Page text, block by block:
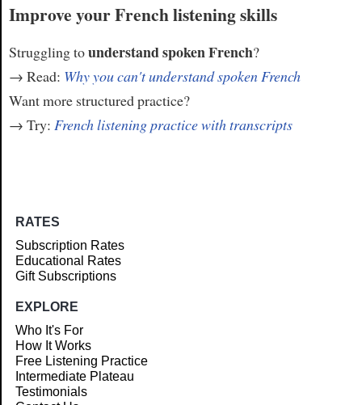
Improve your French listening skills
Struggling tounderstand spoken French?
→ Read: Why you can't understand spoken French
Want more structured practice?
→ Try: French listening practice with transcripts
RATES
Subscription Rates
Educational Rates
Gift Subscriptions
EXPLORE
Who It's For
How It Works
Free Listening Practice
Intermediate Plateau
Testimonials